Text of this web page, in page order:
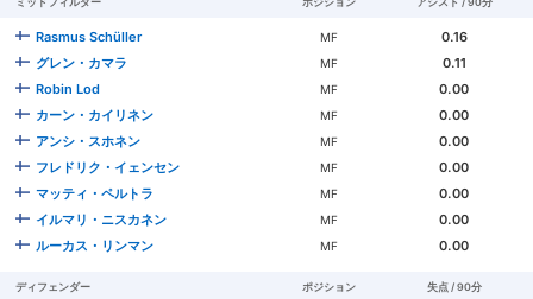
Rasmus Schüller MF
0.16
グレン・カマラ
MF
0.11
Robin Lod
MF
0.00
カーン・カイリネン
MF
0.00
アンシ・スホネン
MF
0.00
フレドリク・イェンセン
MF
0.00
マッティ・ペルトラ
MF
0.00
イルマリ・ニスカネン
MF
0.00
ルーカス・リンマン
MF 0.00
ディフェンダー ポジション 失点 / 90分